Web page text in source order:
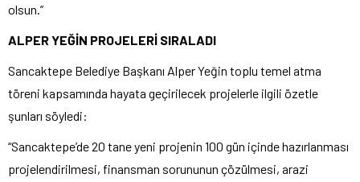
olsun.”
ALPER YEĞİN PROJELERİ SIRALADI
Sancaktepe Belediye Başkanı Alper Yeğin toplu temel atma
töreni kapsamında hayata geçirilecek projelerle ilgili özetle
şunları söyledi:
“Sancaktepe’de 20 tane yeni projenin 100 gün içinde hazırlanması
projelendirilmesi, finansman sorununun çözülmesi, arazi